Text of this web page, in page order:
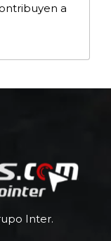
a
Inter.